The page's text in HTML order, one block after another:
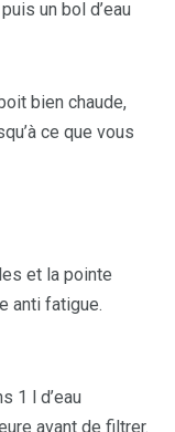
un bol d’eau
bien chaude,
ce que vous
et la pointe
anti fatigue.
1 l d’eau
avant de filtrer.